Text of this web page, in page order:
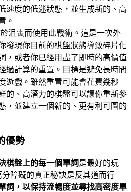
速度的低迷狀態，並生成新的、高
。
沮喪而使用此戰術。這是一次外
發現你目前的棋盤狀態導致碎片化
，或者你已經用盡了即時的高價值
過計算的重置。目標是避免長時間
遊戲。雖然重置可能會花費幾秒
的、高潛力的棋盤可以讓你重新參
，並建立一個新的、更有利可圖的
優勢
棋盤上的每一個單詞是最好的玩
障礙的真正秘訣是反其道而行
詞，以保持流暢度並尋找高密度單